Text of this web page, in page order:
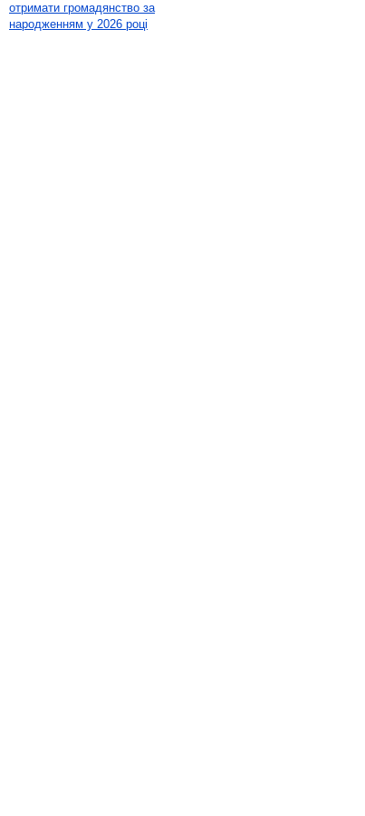
отримати громадянство за
народженням у 2026 році